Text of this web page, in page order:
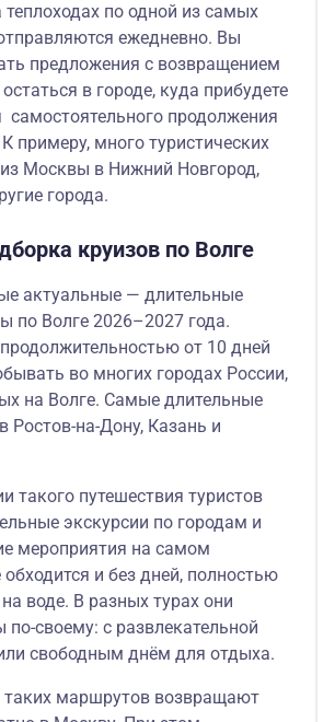
по одной из самых
ежедневно. Вы
предложения с возвращением
в городе, куда прибудете
самостоятельного продолжения
примеру, много туристических
Москвы в Нижний Новгород,
города.
круизов по Волге
актуальные — длительные
по Волге 2026–2027 года.
от 10 дней
во многих городах России,
на Волге. Самые длительные
на-Дону, Казань и
такого путешествия туристов
экскурсии по городам и
мероприятия на самом
обходится и без дней, полностью
воде. В разных турах они
по-своему: с развлекательной
свободным днём для отдыха.
таких маршрутов возвращают